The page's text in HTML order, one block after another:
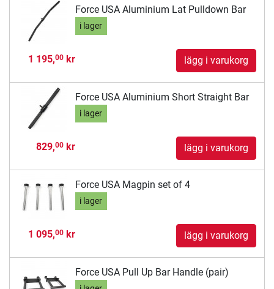
Force USA Aluminium Lat Pulldown Bar
i lager
1 195,00kr lägg i varukorg
Force USA Aluminium Short Straight Bar
i lager
829,00kr lägg i varukorg
Force USA Magpin set of 4
i lager
1 095,00kr lägg i varukorg
Force USA Pull Up Bar Handle (pair)